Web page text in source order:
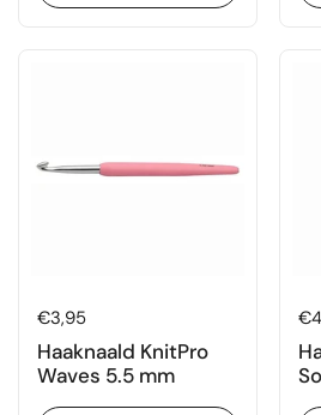
Prijs:
€3,95
Haaknaald KnitPro
Waves 5.5 mm